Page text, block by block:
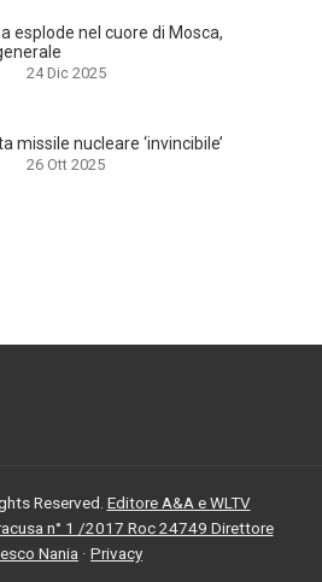
esplode nel cuore di Mosca,
24 Dic 2025
missile nucleare ‘invincibile’
26 Ott 2025
Reserved. Editore A&A e WLTV
n° 1 /2017 Roc 24749 Direttore
Nania · Privacy